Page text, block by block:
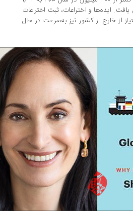
یافت. ایده‌ها و اختراعات، ثبت اختراعات
از کشور نیز به‌سرعت در حال